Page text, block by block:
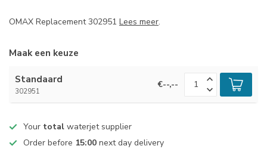
OMAX Replacement 302951 Lees meer.
Maak een keuze
Standaard
302951
€--,--
Your total waterjet supplier
Order before 15:00 next day delivery